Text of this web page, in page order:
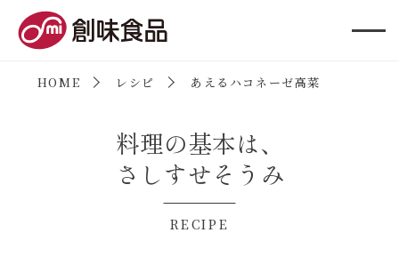
HOME レシピ あえるハコネーゼ高菜
料理の基本は、
さしすせそうみ
RECIPE